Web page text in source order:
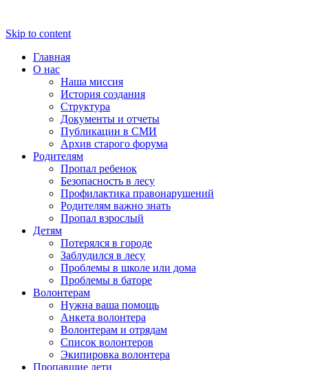
Skip to content
Главная
О нас
Наша миссия
История создания
Структура
Документы и отчеты
Публикации в СМИ
Архив старого форума
Родителям
Пропал ребенок
Безопасность в лесу
Профилактика правонарушений
Родителям важно знать
Пропал взрослый
Детям
Потерялся в городе
Заблудился в лесу
Проблемы в школе или дома
Проблемы в баторе
Волонтерам
Нужна ваша помощь
Анкета волонтера
Волонтерам и отрядам
Список волонтеров
Экипировка волонтера
Пропавшие дети